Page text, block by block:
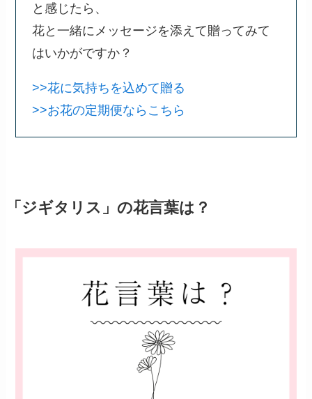
と感じたら、
花と一緒にメッセージを添えて贈ってみて
はいかがですか？
>>花に気持ちを込めて贈る
>>お花の定期便ならこちら
「ジギタリス」の花言葉は？